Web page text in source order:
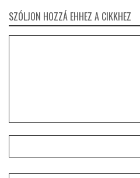
SZÓLJON HOZZÁ EHHEZ A CIKKHEZ